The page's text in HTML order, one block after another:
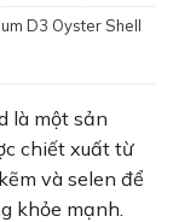
D3 Oyster Shell
là một sản
chiết xuất từ
và selen để
khỏe mạnh.